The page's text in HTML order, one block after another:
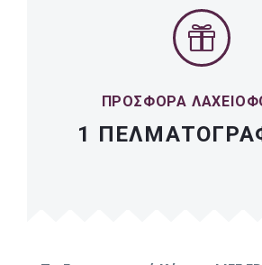
ΠΡΟΣΦΟΡΑ
1